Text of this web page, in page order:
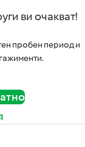
ви очакват!
пробен период и